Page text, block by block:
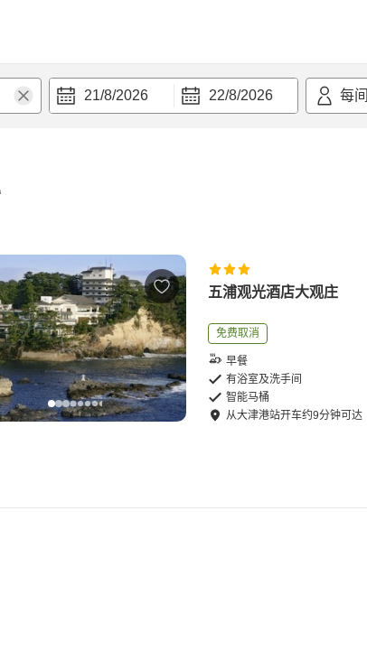
21/8/2026 22/8/2026 每间
五浦观光酒店大观庄
免费取消
早餐
有浴室及洗手间
智能马桶
从大津港站开车约9分钟可达